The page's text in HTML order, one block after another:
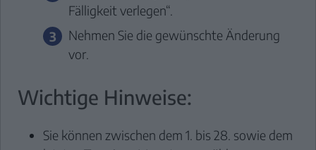
Fälligkeit verlegen“.
Nehmen Sie die gewünschte Änderung
vor.
Wichtige Hinweise:
Sie können zwischen dem 1. bis 28. sowie dem